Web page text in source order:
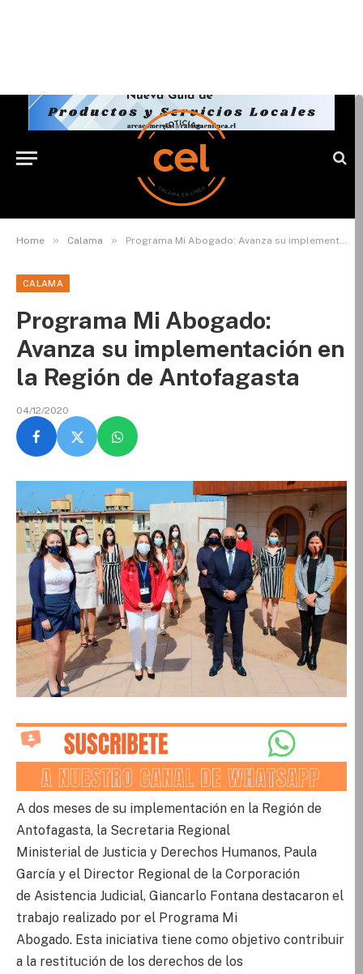
Home » Calama » Programa Mi Abogado: Avanza su implementación en la Región de Antofagasta
CALAMA
Programa Mi Abogado:
Avanza su implementación en
la Región de Antofagasta
04/12/2020
A dos meses de su implementación en la Región de
Antofagasta, la Secretaria Regional
Ministerial de Justicia y Derechos Humanos, Paula
García y el Director Regional de la Corporación
de Asistencia Judicial, Giancarlo Fontana destacaron el
trabajo realizado por el Programa Mi
Abogado. Esta iniciativa tiene como objetivo contribuir
a la restitución de los derechos de los